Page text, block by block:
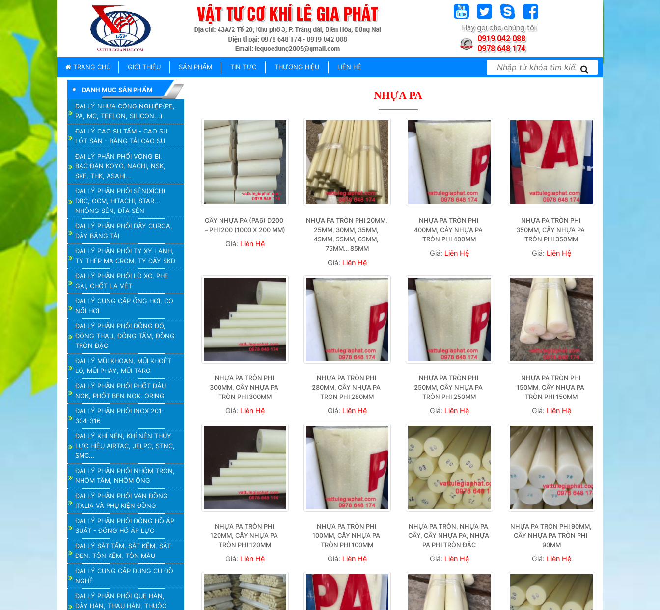
Hãy gọi cho chúng tôi
0919 042 088
0978 648 174
TRANG CHỦ GIỚI THIỆU SẢN PHẨM TIN TỨC THƯƠNG HIỆU LIÊN HỆ
TRANG
CHỦ
SẢN
PHẨM
THƯƠNG
TIN
TỨC
DANH MỤC SẢN PHẨM
ĐẠI LÝ NHỰA CÔNG NGHIỆP(PE,
PA, MC, TEFLON, SILICON...)
ĐẠI LÝ CAO SU TẤM - CAO SU
LÓT SÀN - BĂNG TẢI CAO SU
ĐẠI LÝ PHÂN PHỐI VÒNG BI,
BẠC ĐẠN KOYO, NACHI, NSK,
SKF, THK, ASAHI...
ĐẠI LÝ PHÂN PHỐI SÊN(XÍCH)
DBC, OCM, HITACHI, STAR...
NHÔNG SÊN, ĐĨA SÊN
ĐẠI LÝ PHÂN PHỐI DÂY CUROA,
DÂY BĂNG TẢI
ĐẠI LÝ PHÂN PHỐI TY XY LANH,
TY THÉP MẠ CROM, TY ĐẨY SKD
ĐẠI LÝ PHÂN PHỐI LÒ XO, PHE
GÀI, CHỐT LA VÉT
ĐẠI LÝ CUNG CẤP ỐNG HƠI, CO
NỐI HƠI
ĐẠI LÝ PHÂN PHỐI ĐỒNG ĐỎ,
ĐỒNG THAU, ĐỒNG TẤM, ĐỒNG
TRÒN ĐẶC
ĐẠI LÝ MŨI KHOAN, MŨI KHOÉT
LỖ, MŨI PHAY, MŨI TARO
ĐẠI LÝ PHÂN PHỐI PHỐT DẦU
NOK, PHỐT BEN NOK, ORING
ĐẠI LÝ PHÂN PHỐI INOX 201-
304-316
ĐẠI LÝ KHÍ NÉN, KHÍ NÉN THỦY
LỰC HIỆU AIRTAC, JELPC, STNC,
SMC...
ĐẠI LÝ PHÂN PHỐI NHÔM TRÒN,
NHÔM TẤM, NHÔM ỐNG
ĐẠI LÝ PHÂN PHỐI VAN ĐỒNG
ITALIA VÀ PHỤ KIỆN ĐỒNG
ĐẠI LÝ PHÂN PHỐI ĐỒNG HỒ ÁP
SUẤT - ĐỒNG HỒ ÁP LỰC
ĐẠI LÝ SẮT TẤM, SẮT KẼM, SẮT
ĐEN, TÔN KẼM, TÔN MÀU
ĐẠI LÝ CUNG CẤP DỤNG CỤ ĐỒ
NGHỀ
ĐẠI LÝ PHÂN PHỐI QUE HÀN,
DÂY HÀN, THAU HÀN, THUỐC
NHỰA PA
CÂY NHỰA PA (PA6) D200
– PHI 200 (1000 X 200 MM)
Giá: Liên Hệ
NHỰA PA TRÒN PHI 20MM,
25MM, 30MM, 35MM,
45MM, 55MM, 65MM,
75MM… 85MM
Giá: Liên Hệ
NHỰA PA TRÒN PHI
400MM, CÂY NHỰA PA
TRÒN PHI 400MM
Giá: Liên Hệ
NHỰA PA TRÒN PHI
350MM, CÂY NHỰA PA
TRÒN PHI 350MM
Giá: Liên Hệ
NHỰA PA TRÒN PHI
300MM, CÂY NHỰA PA
TRÒN PHI 300MM
Giá: Liên Hệ
NHỰA PA TRÒN PHI
280MM, CÂY NHỰA PA
TRÒN PHI 280MM
Giá: Liên Hệ
NHỰA PA TRÒN PHI
250MM, CÂY NHỰA PA
TRÒN PHI 250MM
Giá: Liên Hệ
NHỰA PA TRÒN PHI
150MM, CÂY NHỰA PA
TRÒN PHI 150MM
Giá: Liên Hệ
NHỰA PA TRÒN PHI
120MM, CÂY NHỰA PA
TRÒN PHI 120MM
Giá: Liên Hệ
NHỰA PA TRÒN PHI
100MM, CÂY NHỰA PA
TRÒN PHI 100MM
Giá: Liên Hệ
NHỰA PA TRÒN, NHỰA PA
CÂY, CÂY NHỰA PA, NHỰA
PA PHI TRÒN ĐẶC
Giá: Liên Hệ
NHỰA PA TRÒN PHI 90MM,
CÂY NHỰA PA TRÒN PHI
90MM
Giá: Liên Hệ